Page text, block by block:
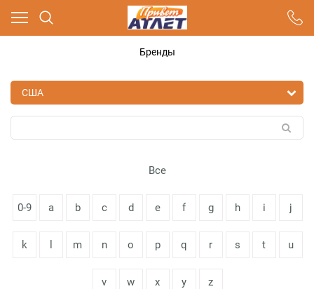
Бренды
Все
0-9 a b c d e f g h i j
k m n o p q r s t u
v w x y z
Ваш город - Москва,
угадали?